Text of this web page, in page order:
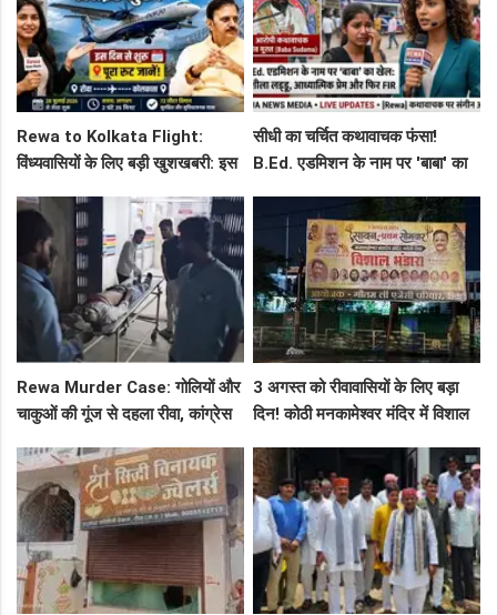
Rewa to Kolkata Flight:
विंध्यवासियों के लिए बड़ी खुशखबरी: इस
फ्लाइट, जानें पूरा रूट!
सीधी का चर्चित कथावाचक फंसा!
B.Ed. एडमिशन के नाम पर 'बाबा' का
और फिर FIR
Rewa Murder Case: गोलियों और
चाकुओं की गूंज से दहला रीवा, कांग्रेस
गिरफ्तार!
3 अगस्त को रीवावासियों के लिए बड़ा
दिन! कोठी मनकामेश्वर मंदिर में विशाल